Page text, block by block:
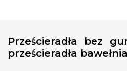
Prześcieradła bez
prześcieradła